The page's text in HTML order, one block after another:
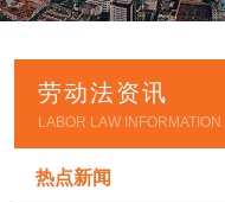
劳动法资讯
LABOR LAW INFORMATION
热点新闻